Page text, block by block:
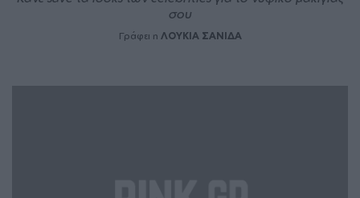
σου
Γράφει η ΛΟΥΚΙΑ ΣΑΝΙΔΑ